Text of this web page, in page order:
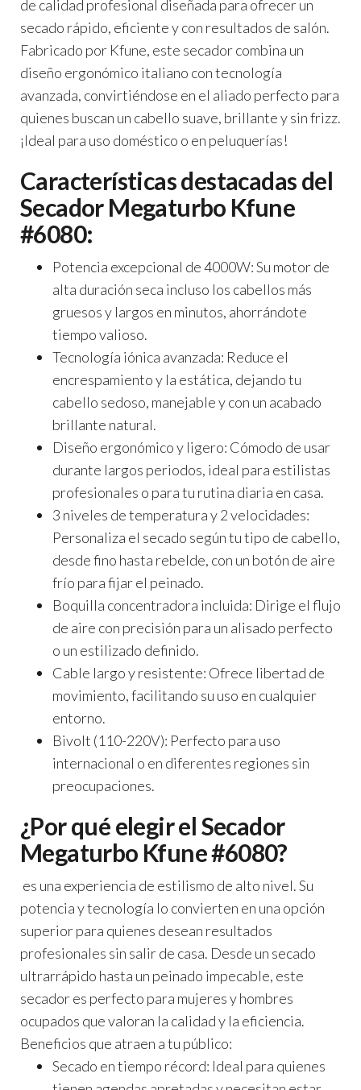
de calidad profesional diseñada para ofrecer un
secado rápido, eficiente y con resultados de salón.
Fabricado por Kfune, este secador combina un
diseño ergonómico italiano con tecnología
avanzada, convirtiéndose en el aliado perfecto para
quienes buscan un cabello suave, brillante y sin frizz.
¡Ideal para uso doméstico o en peluquerías!
Características destacadas del
Secador Megaturbo Kfune
#6080:
Potencia excepcional de 4000W:Su motor de
alta duración seca incluso los cabellos más
gruesos y largos en minutos, ahorrándote
tiempo valioso.
Tecnología iónica avanzada: Reduce el
encrespamiento y la estática, dejando tu
cabello sedoso, manejable y con un acabado
brillante natural.
Diseño ergonómico y ligero: Cómodo de usar
durante largos periodos, ideal para estilistas
profesionales o para tu rutina diaria en casa.
3 niveles de temperatura y 2 velocidades:
Personaliza el secado según tu tipo de cabello,
desde fino hasta rebelde, con un botón de aire
frío para fijar el peinado.
Boquilla concentradora incluida: Dirige el flujo
de aire con precisión para un alisado perfecto
o un estilizado definido.
Cable largo y resistente: Ofrece libertad de
movimiento, facilitando su uso en cualquier
entorno.
Bivolt (110-220V): Perfecto para uso
internacional o en diferentes regiones sin
preocupaciones.
¿Por qué elegir el Secador
Megaturbo Kfune #6080?
es una experiencia de estilismo de alto nivel. Su
potencia y tecnología lo convierten en una opción
superior para quienes desean resultados
profesionales sin salir de casa. Desde un secado
ultrarrápido hasta un peinado impecable, este
secador es perfecto para mujeres y hombres
ocupados que valoran la calidad y la eficiencia.
Beneficios que atraen a tu público:
Secado en tiempo récord: Ideal para quienes